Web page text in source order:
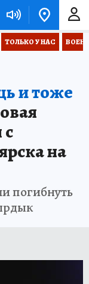
ТОЛЬКО У НАС
и тоже
на
погибнуть